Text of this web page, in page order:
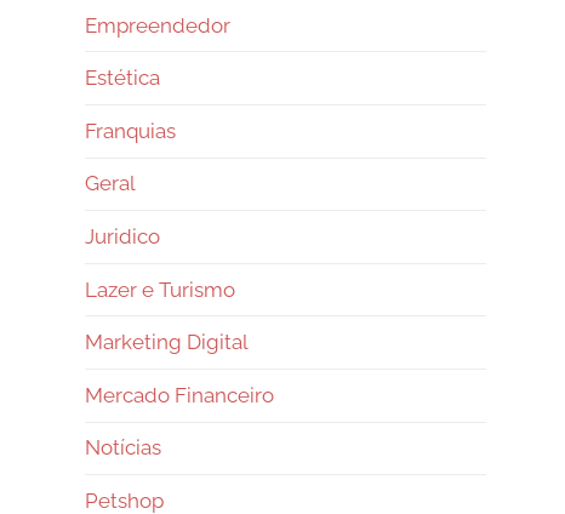
Empreendedor
Estética
Franquias
Geral
Juridico
Lazer e Turismo
Marketing Digital
Mercado Financeiro
Notícias
Petshop